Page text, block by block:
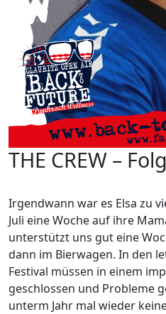
THE CREW –
Irgendwann war es Elsa zu
Juli eine Woche auf ihre
unterstützt uns gut eine
dann im Bierwagen. In den
Festival müssen in einem
geschlossen und Probleme
unterm Jahr mal wieder